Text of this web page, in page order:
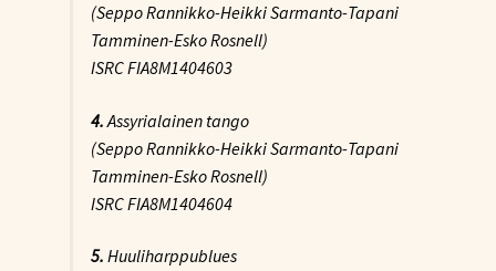
(Seppo Rannikko-Heikki Sarmanto-Tapani
Tamminen-Esko Rosnell)
ISRC FIA8M1404603
4.Assyrialainen tango
(Seppo Rannikko-Heikki Sarmanto-Tapani
Tamminen-Esko Rosnell)
ISRC FIA8M1404604
5. Huuliharppublues